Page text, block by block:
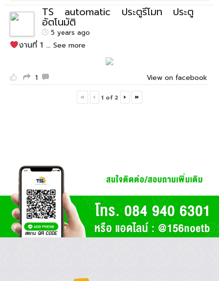
TS automatic ประตูรีโมท ประตู
อัตโนมัติ
5 years ago
งานที่ 1 ...See more
1 View on facebook
« ‹ 1 of 2 › »